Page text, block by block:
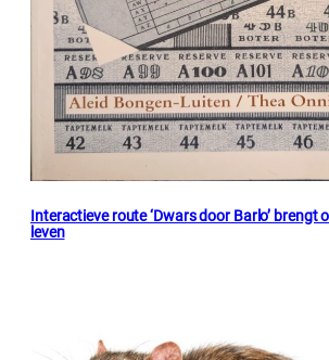
Interactieve route ‘Dwars door Barlo’ brengt
leven